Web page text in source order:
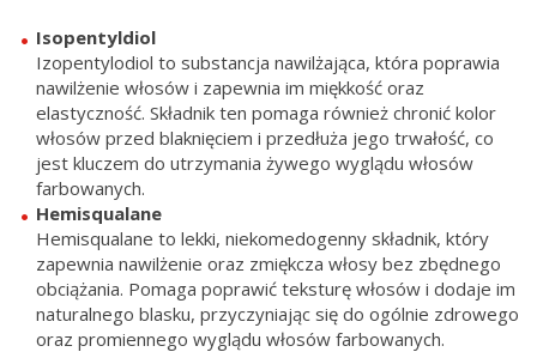
Isopentyldiol
Izopentylodiol to substancja nawilżająca, która poprawia
nawilżenie włosów i zapewnia im miękkość oraz
elastyczność. Składnik ten pomaga również chronić kolor
włosów przed blaknięciem i przedłuża jego trwałość, co
jest kluczem do utrzymania żywego wyglądu włosów
farbowanych.
Hemisqualane
Hemisqualane to lekki, niekomedogenny składnik, który
zapewnia nawilżenie oraz zmiękcza włosy bez zbędnego
obciążania. Pomaga poprawić teksturę włosów i dodaje im
naturalnego blasku, przyczyniając się do ogólnie zdrowego
oraz promiennego wyglądu włosów farbowanych.